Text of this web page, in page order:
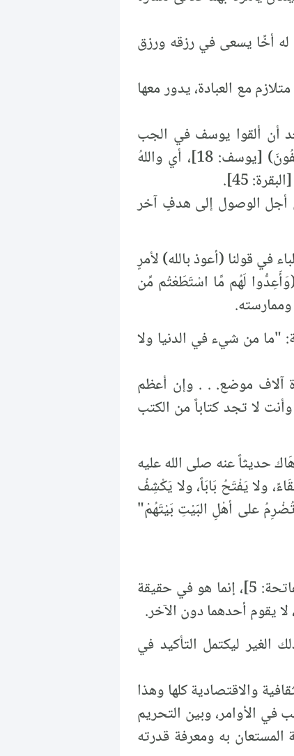
أخًا يسعى في رزقه ورزق
مع العبادة، يدور معها
أن ألقوا يوسف في الجب
زاعمين أن الذئب أكله: (بَلْ سَوَّلَتْ لَكُمْ أَنفُسُكُمْ أَمْرًا فَصَبْرٌ جَمِيلٌ وَاللَّهُ الْمُسْتَعَانُ عَلَى مَا تَصِفُونَ) [يوسف: 18]، أي واللهُ
45].
أجل الوصول إلى هدفٍ آخر
في قولنا (أعوذ بالله) لأمرٍ
لَهُم مَّا اسْتَطَعْتُم مِّن
"ما من شيء في الدنيا ولا
آلاف موضع. . . وإن أعظم
وأنت لا تجد كتاباً من الكتب
حديثاً عنه صلى الله عليه
ولا يَفْتَحُ بَابَاً، ولا يَكْشِفُ
على أهْلِ البَيْتِ بَيْتَهُمْ"
والتلازم بين العبادة والاستعانة في فاتحة الكتاب بقوله تعالى: (إِيَّاكَ نَعْبُدُ وَإِيَّاكَ نَسْتَعِينُ) [الفاتحة: 5]، إنما هو في حقيقة
لا يقوم أحدهما دون الآخر.
الغير ليكتمل التأكيد في
والاقتصادية كلها وهذا
في الأوامر، وبين التحريم
المستعان به ومعرفة قدرته